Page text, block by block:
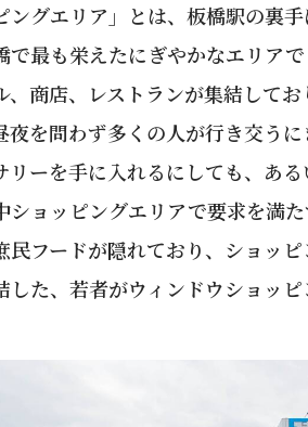
ングエリア」とは、板橋駅の裏
で最も栄えたにぎやかなエリア
、商店、レストランが集結して
夜を問わず多くの人が行き交う
リーを手に入れるにしても、あ
ショッピングエリアで要求を満
民フードが隠れており、ショッ
した、若者がウィンドウショッピ